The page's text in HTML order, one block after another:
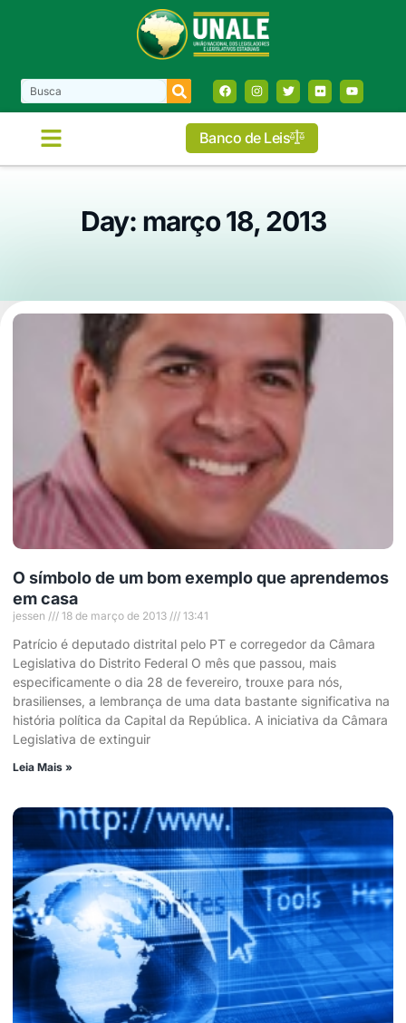
Banco de Leis
Day: março 18, 2013
O símbolo de um bom exemplo que aprendemos
em casa
jessen 18 de março de 2013 13:41
Patrício é deputado distrital pelo PT e corregedor da Câmara
Legislativa do Distrito Federal O mês que passou, mais
especificamente o dia 28 de fevereiro, trouxe para nós,
brasilienses, a lembrança de uma data bastante significativa na
história política da Capital da República. A iniciativa da Câmara
Legislativa de extinguir
Leia Mais »